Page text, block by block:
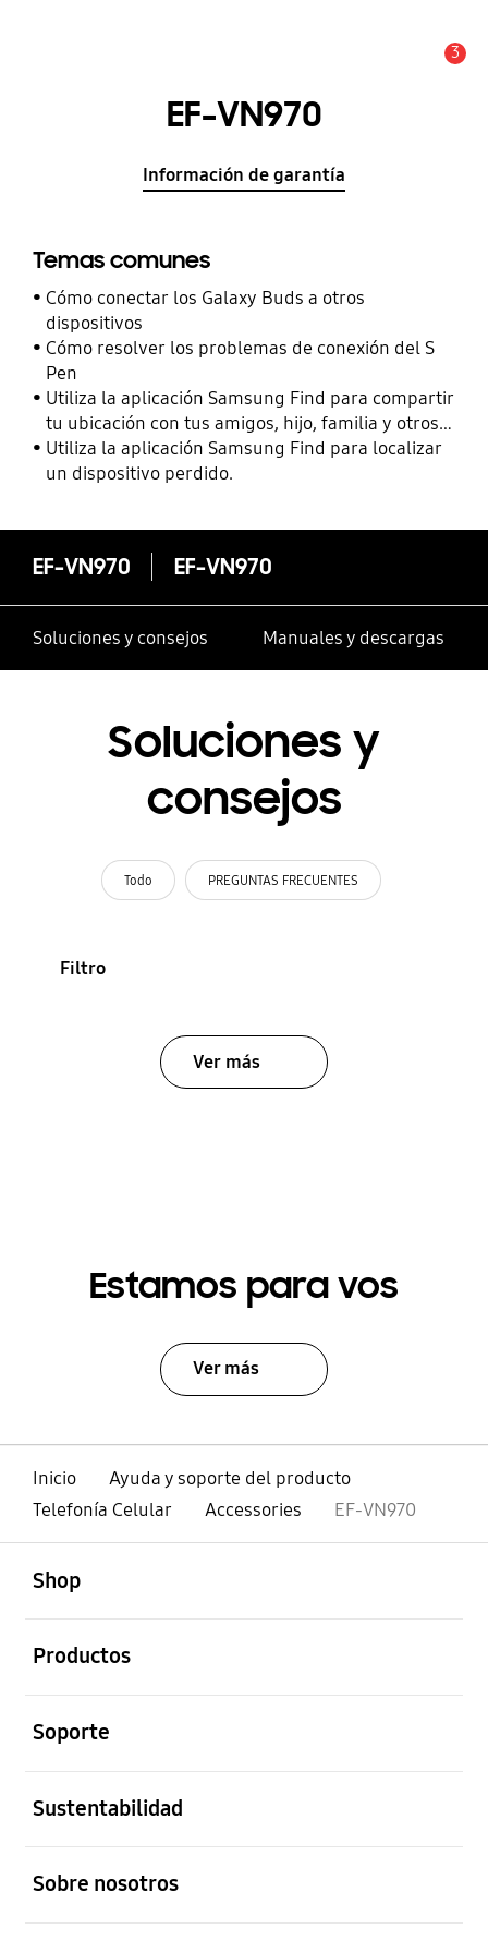
3
EF-VN970
Información de garantía
Temas comunes
Cómo conectar los Galaxy Buds a otros
dispositivos
Cómo resolver los problemas de conexión del S
Pen
Utiliza la aplicación Samsung Find para compartir
tu ubicación con tus amigos, hijo, familia y otros
contactos
Utiliza la aplicación Samsung Find para localizar
un dispositivo perdido.
EF-VN970 EF-VN970
Soluciones y consejos Manuales y descargas
Soluciones y
consejos
Todo PREGUNTAS FRECUENTES
Filtro
Ver más
Estamos para vos
Ver más
Inicio
Ayuda y soporte del producto
Telefonía Celular
Accessories EF-VN970
Shop
Productos
Soporte
Sustentabilidad
Sobre nosotros